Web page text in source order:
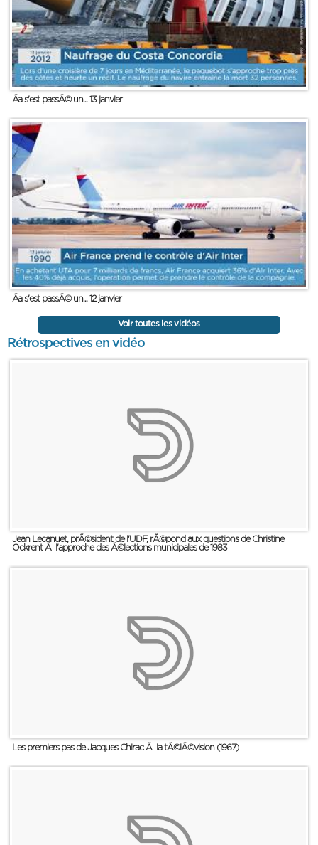
Ãa s'est passÃ© un... 13 janvier
Ãa s'est passÃ© un... 12 janvier
Voir toutes les vidéos
Rétrospectives en vidéo
Jean Lecanuet, prÃ©sident de l'UDF, rÃ©pond aux questions de Christine
Ockrent Ã l'approche des Ã©lections municipales de 1983
Les premiers pas de Jacques Chirac Ã la tÃ©lÃ©vision (1967)